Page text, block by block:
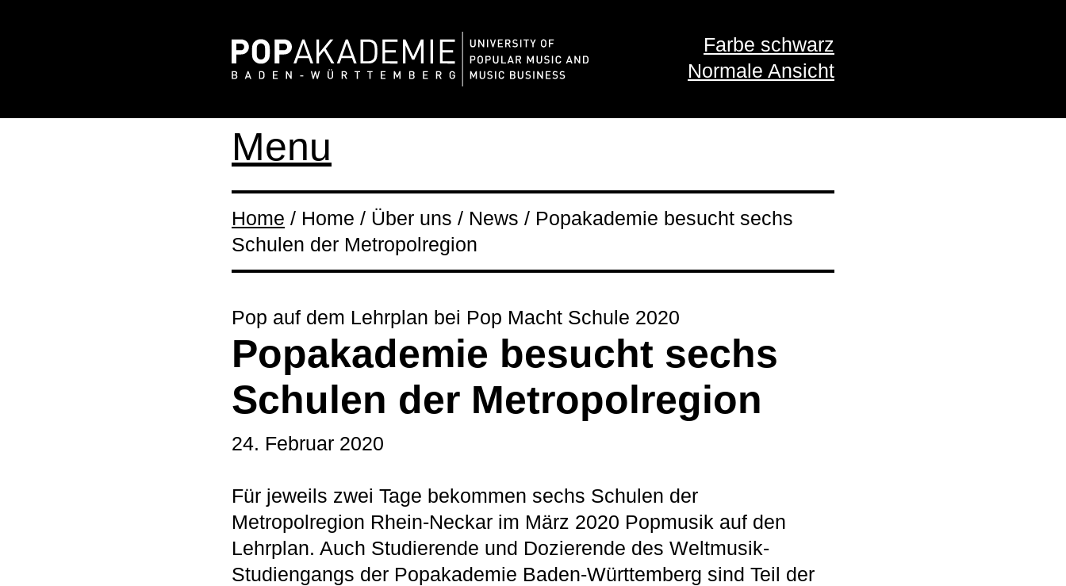
Farbe schwarz
Normale Ansicht
Menu
Home / Home / Über uns / News / Popakademie besucht sechs
Schulen der Metropolregion
Pop auf dem Lehrplan bei Pop Macht Schule 2020
Popakademie besucht sechs
Schulen der Metropolregion
24. Februar 2020
Für jeweils zwei Tage bekommen sechs Schulen der
Metropolregion Rhein-Neckar im März 2020 Popmusik auf den
Lehrplan. Auch Studierende und Dozierende des Weltmusik-
Studiengangs der Popakademie Baden-Württemberg sind Teil der